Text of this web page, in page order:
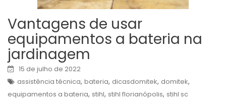
Vantagens de usar
equipamentos a bateria na
jardinagem
15 de julho de 2022
assistência técnica, bateria, dicasdomitek, domitek,
equipamentos a bateria, stihl, stihl florianópolis, stihl sc